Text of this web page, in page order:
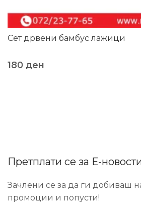
Сет дрвени бамбус лажици
180 ден
Претплати се за Е-
Зачлени се за да ги добиваш
промоции и попусти!